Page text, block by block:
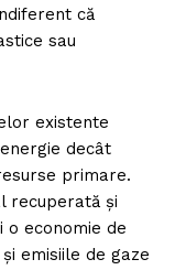
că
sau
existente
decât
primare.
recuperată și
economie de
emisiile de gaze